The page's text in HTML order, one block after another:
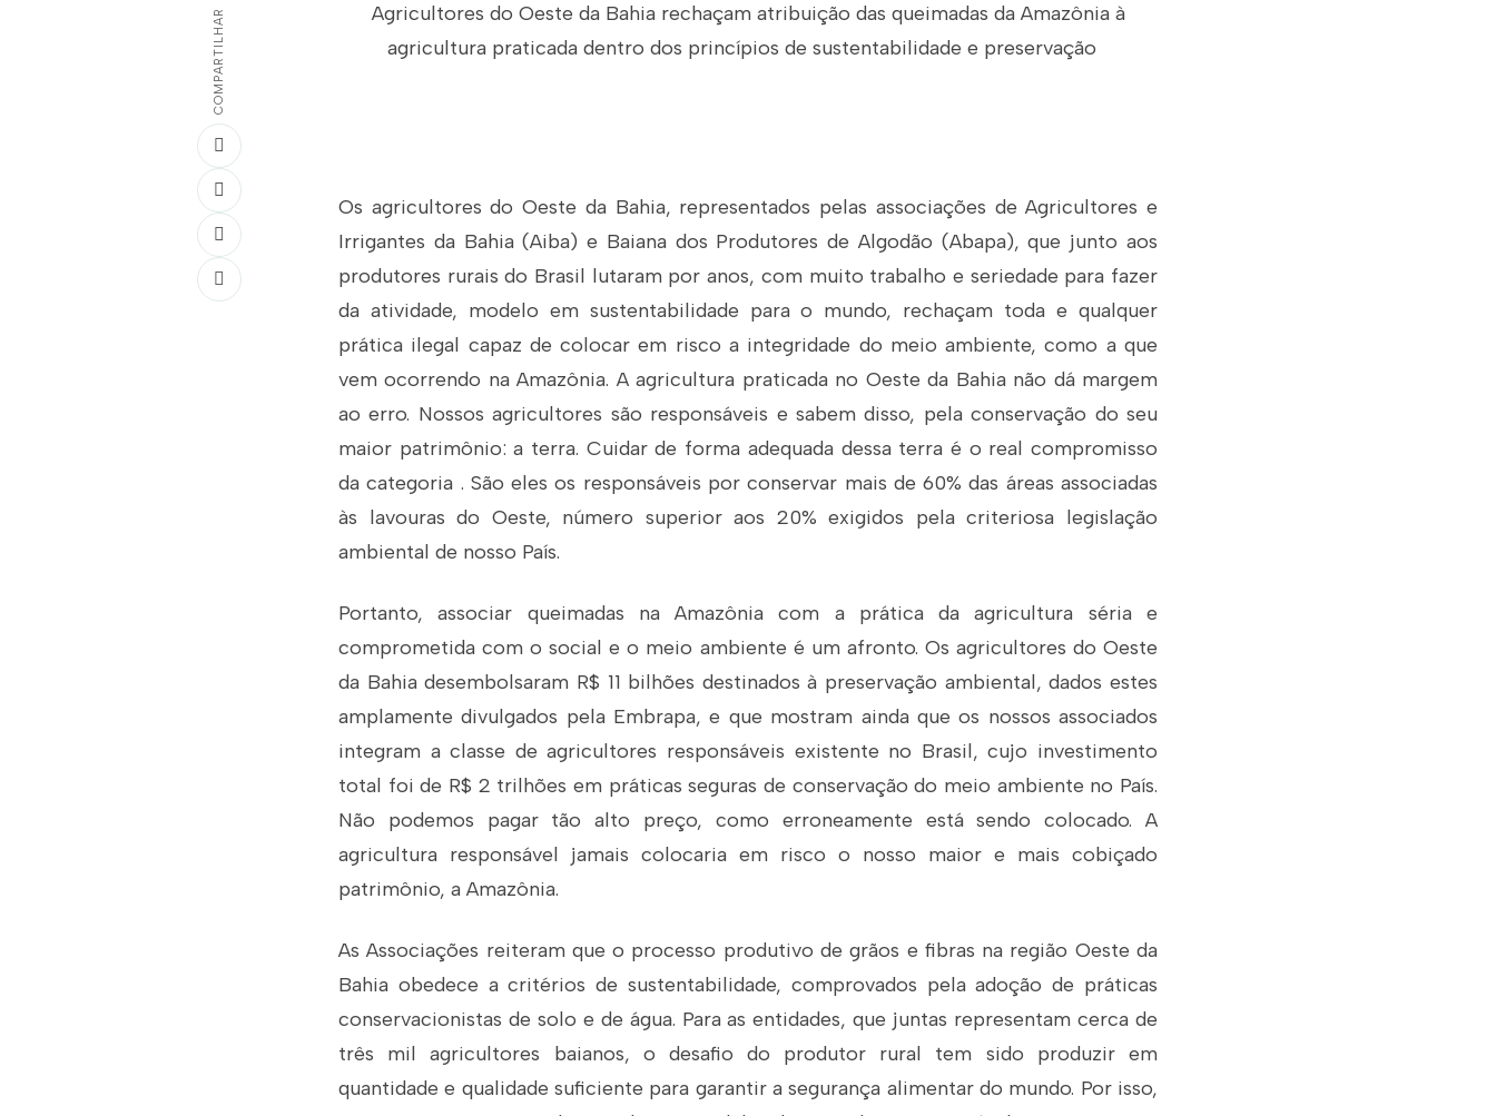
COMPARTILHAR
Agricultores do Oeste da Bahia rechaçam atribuição das queimadas da Amazônia à
agricultura praticada dentro dos princípios de sustentabilidade e preservação
Os agricultores do Oeste da Bahia, representados pelas associações de Agricultores e
Irrigantes da Bahia (Aiba) e Baiana dos Produtores de Algodão (Abapa), que junto aos
produtores rurais do Brasil lutaram por anos, com muito trabalho e seriedade para fazer
da atividade, modelo em sustentabilidade para o mundo, rechaçam toda e qualquer
prática ilegal capaz de colocar em risco a integridade do meio ambiente, como a que
vem ocorrendo na Amazônia. A agricultura praticada no Oeste da Bahia não dá margem
ao erro. Nossos agricultores são responsáveis e sabem disso, pela conservação do seu
maior patrimônio: a terra. Cuidar de forma adequada dessa terra é o real compromisso
da categoria . São eles os responsáveis por conservar mais de 60% das áreas associadas
às lavouras do Oeste, número superior aos 20% exigidos pela criteriosa legislação
ambiental de nosso País.
Portanto, associar queimadas na Amazônia com a prática da agricultura séria e
comprometida com o social e o meio ambiente é um afronto. Os agricultores do Oeste
da Bahia desembolsaram R$ 11 bilhões destinados à preservação ambiental, dados estes
amplamente divulgados pela Embrapa, e que mostram ainda que os nossos associados
integram a classe de agricultores responsáveis existente no Brasil, cujo investimento
total foi de R$ 2 trilhões em práticas seguras de conservação do meio ambiente no País.
Não podemos pagar tão alto preço, como erroneamente está sendo colocado. A
agricultura responsável jamais colocaria em risco o nosso maior e mais cobiçado
patrimônio, a Amazônia.
As Associações reiteram que o processo produtivo de grãos e fibras na região Oeste da
Bahia obedece a critérios de sustentabilidade, comprovados pela adoção de práticas
conservacionistas de solo e de água. Para as entidades, que juntas representam cerca de
três mil agricultores baianos, o desafio do produtor rural tem sido produzir em
quantidade e qualidade suficiente para garantir a segurança alimentar do mundo. Por isso,